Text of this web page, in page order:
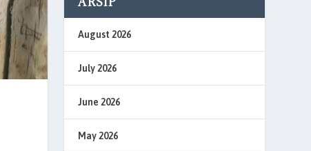
August 2026
July 2026
June 2026
May 2026